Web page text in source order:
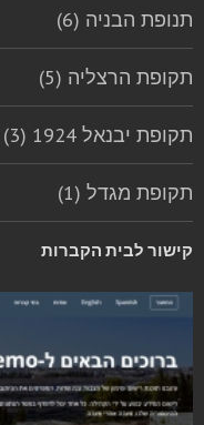
תנופת הבניה (6)
תקופת הרצליה (5)
תקופת יבנאל 1924 (3)
תקופת מגדל (1)
קישור לבית הקברות